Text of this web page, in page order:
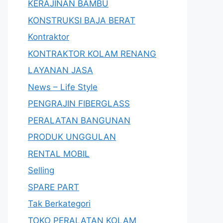
KERAJINAN BAMBU
KONSTRUKSI BAJA BERAT
Kontraktor
KONTRAKTOR KOLAM RENANG
LAYANAN JASA
News – Life Style
PENGRAJIN FIBERGLASS
PERALATAN BANGUNAN
PRODUK UNGGULAN
RENTAL MOBIL
Selling
SPARE PART
Tak Berkategori
TOKO PERALATAN KOLAM